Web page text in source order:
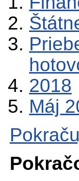
2018
Máj